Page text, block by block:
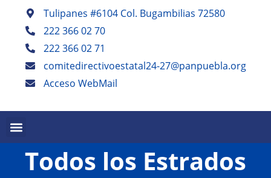
Tulipanes #6104 Col. Bugambilias 72580
222 366 02 70
222 366 02 71
comitedirectivoestatal24-27@panpuebla.org
Acceso WebMail
Todos los Estrados